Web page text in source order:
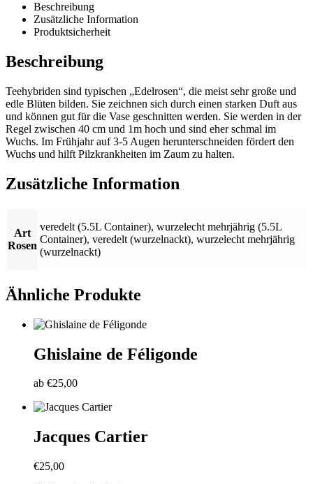
Beschreibung
Zusätzliche Information
Produktsicherheit
Beschreibung
Teehybriden sind typischen „Edelrosen“, die meist sehr große und
edle Blüten bilden. Sie zeichnen sich durch einen starken Duft aus
und können gut für die Vase geschnitten werden. Sie werden in der
Regel zwischen 40 cm und 1m hoch und sind eher schmal im
Wuchs. Im Frühjahr auf 3-5 Augen herunterschneiden fördert den
Wuchs und hilft Pilzkrankheiten im Zaum zu halten.
Zusätzliche Information
Art
Rosen
veredelt (5.5L Container), wurzelecht mehrjährig (5.5L
Container), veredelt (wurzelnackt), wurzelecht mehrjährig
(wurzelnackt)
Ähnliche Produkte
Ghislaine de Féligonde
ab €25,00
Jacques Cartier
€25,00